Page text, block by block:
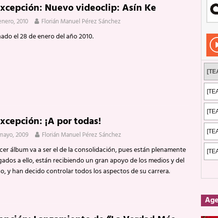
Rockeros certificados
ENTREVISTAS
2 de mayo de 2026 en Fuengirola
Su ‘aullido’ retumbó ferozmente en Fuengirola.
La historia de Nintendo Vol. 2
Nuevo videoclip: Asín Ke
2010 Florián Manuel Pérez Sánchez
el 28 de enero del año 2010.
¡A por todas!
2009 Florián Manuel Pérez Sánchez
álbum va a ser el de la consolidación, pues están plenamente
a ello, están recibiendo un gran apoyo de los medios y del
y han decido controlar todos los aspectos de su carrera.